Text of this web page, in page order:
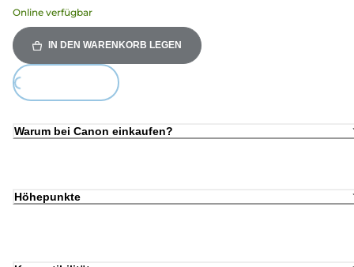
Online verfügbar
IN DEN WARENKORB LEGEN
Loading...
Warum bei Canon einkaufen?
Höhepunkte